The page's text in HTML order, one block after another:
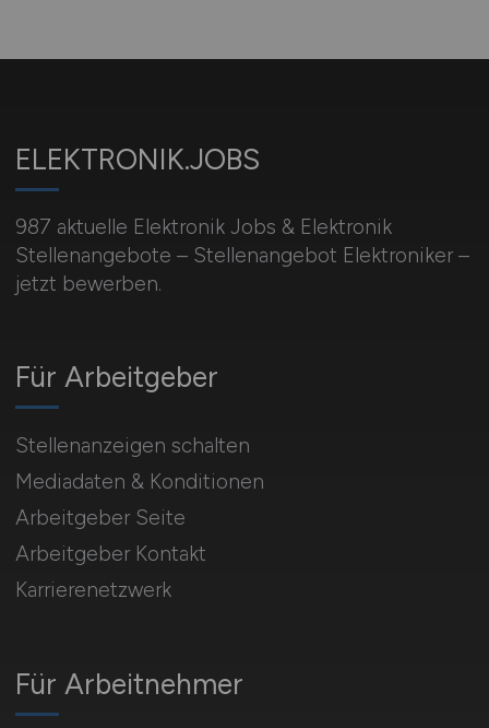
ELEKTRONIK.JOBS
987 aktuelle Elektronik Jobs & Elektronik
Stellenangebote – Stellenangebot Elektroniker –
jetzt bewerben.
Für Arbeitnehmer
Für Arbeitgeber
Stellenanzeigen schalten
Mediadaten & Konditionen
Arbeitgeber Seite
Arbeitgeber Kontakt
Karrierenetzwerk